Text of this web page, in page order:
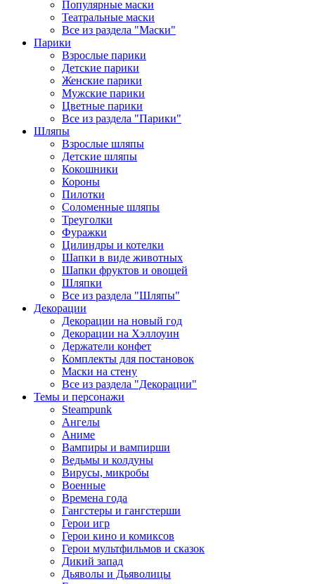
Популярные маски
Театральные маски
Все из раздела "Маски"
Парики
Взрослые парики
Детские парики
Женские парики
Мужские парики
Цветные парики
Все из раздела "Парики"
Шляпы
Взрослые шляпы
Детские шляпы
Кокошники
Короны
Пилотки
Соломенные шляпы
Треуголки
Фуражки
Цилиндры и котелки
Шапки в виде животных
Шапки фруктов и овощей
Шляпки
Все из раздела "Шляпы"
Декорации
Декорации на новый год
Декорации на Хэллоуин
Держатели конфет
Комплекты для постановок
Маски на стену
Все из раздела "Декорации"
Темы и персонажи
Steampunk
Ангелы
Аниме
Вампиры и вампирши
Ведьмы и колдуны
Вирусы, микробы
Военные
Времена года
Гангстеры и гангстерши
Герои игр
Герои кино и комиксов
Герои мультфильмов и сказок
Дикий запад
Дьяволы и Дьяволицы